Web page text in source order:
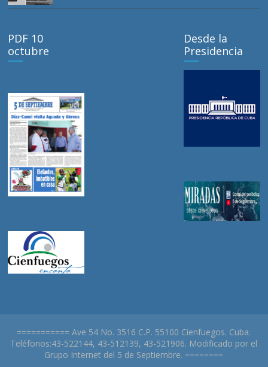
PDF 10
octubre
Desde la
Presidencia
=========== Ave 54 No. 3516 C.P. 55100 Cienfuegos. Cuba.
Teléfonos:43-522144, 43-512139, 43-521906. Modificado por el
Grupo Internet del 5 de Septiembre. ========